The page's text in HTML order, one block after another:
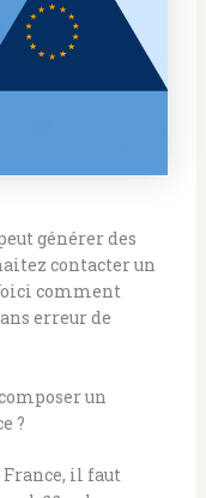
générer des
contacter un
comment
erreur de
un
?
il faut